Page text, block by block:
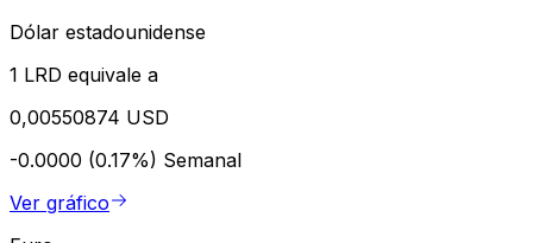
Dólar estadounidense
1 LRD equivale a
0,00550874 USD
-0.0000 (0.17%) Semanal
Ver gráfico